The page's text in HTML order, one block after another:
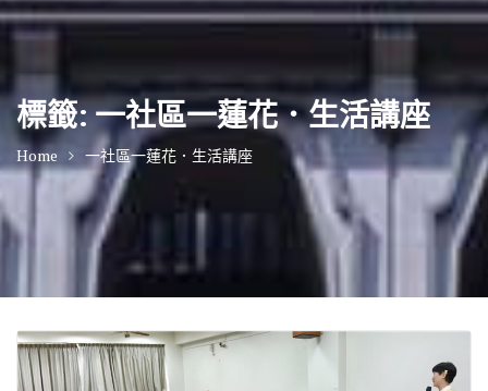
標籤:一社區一蓮花．生活講座
Home 一社區一蓮花．生活講座